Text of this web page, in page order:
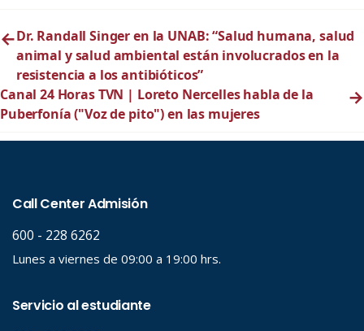
←Dr. Randall Singer en la UNAB: “Salud humana, salud
animal y salud ambiental están involucrados en la
resistencia a los antibióticos”
Canal 24 Horas TVN | Loreto Nercelles habla de la
Puberfonía ("Voz de pito") en las mujeres
→